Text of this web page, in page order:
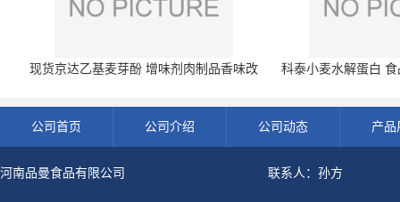
现货京达乙基麦芽酚 增味剂肉制品香味改
科泰小麦水解蛋白
公司首页 公司介绍 公司动态 产品
河南品曼食品有限公司 联系人：孙方